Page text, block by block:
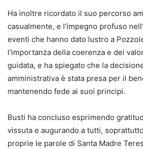
Ha inoltre ricordato il suo percorso
casualmente, e l’impegno profuso
eventi che hanno dato lustro a
l’importanza della coerenza e dei
guidata, e ha spiegato che la
amministrativa è stata presa per il
mantenendo fede ai suoi principi.
Busti ha concluso esprimendo
vissuta e augurando a tutti,
proprie le parole di Santa Madre